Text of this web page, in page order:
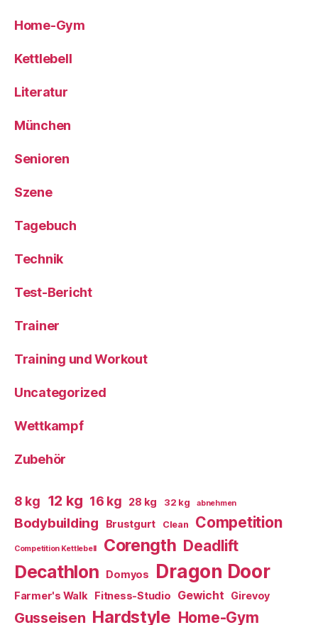
Home-Gym
Kettlebell
Literatur
München
Senioren
Szene
Tagebuch
Technik
Test-Bericht
Trainer
Training und Workout
Uncategorized
Wettkampf
Zubehör
8 kg 12 kg 16 kg 28 kg 32 kg abnehmen
Bodybuilding Brustgurt Clean Competition
Competition Kettlebell Corength Deadlift
Decathlon Domyos Dragon Door
Farmer's Walk Fitness-Studio Gewicht Girevoy
Gusseisen Hardstyle Home-Gym